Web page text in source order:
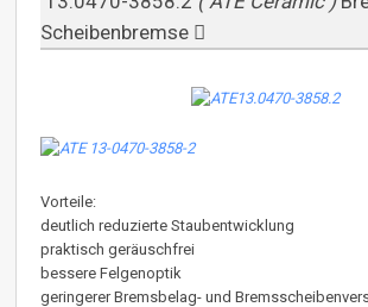
Scheibenbremse
Vorteile:
deutlich reduzierte Staubentwicklung
praktisch geräuschfrei
bessere Felgenoptik
geringerer Bremsbelag- und